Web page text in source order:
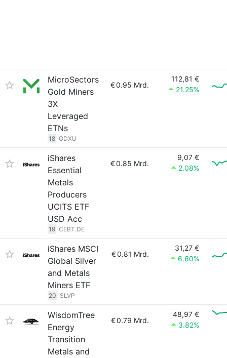
MicroSectors
Gold Miners
3X
Leveraged
ETNs
18 GDXU
€0.95 Mrd.
112,81 €
21.25%
iShares
Essential
Metals
Producers
UCITS ETF
USD Acc
19 CEBT.DE
€0.85 Mrd.
9,07 €
2.08%
iShares MSCI
Global Silver
and Metals
Miners ETF
20 SLVP
€0.81 Mrd.
31,27 €
6.60%
WisdomTree
Energy
Transition
Metals and
€0.79 Mrd.
48,97 €
3.82%